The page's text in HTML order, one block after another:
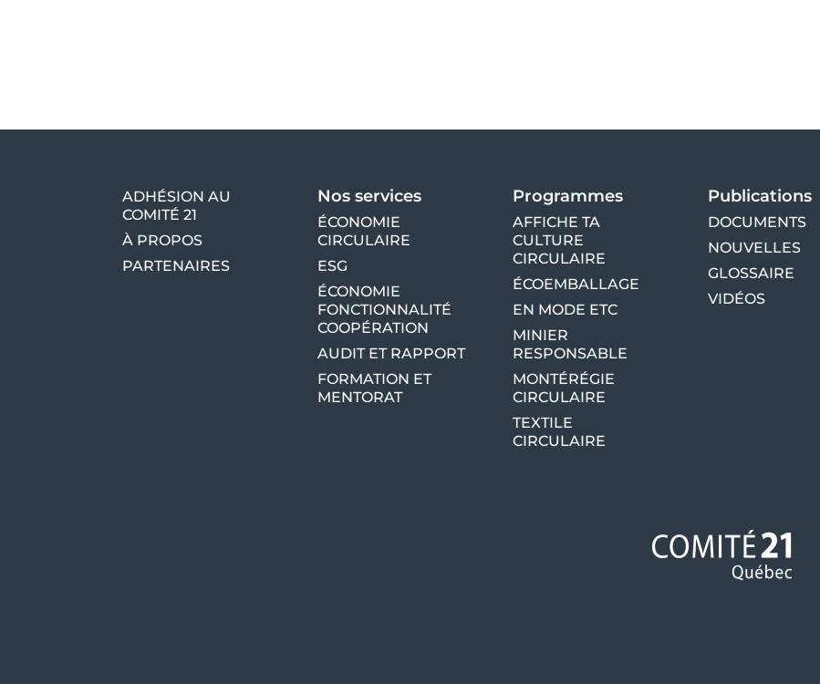
ADHÉSION AU
COMITÉ 21
À PROPOS
PARTENAIRES
Nos services
ÉCONOMIE
CIRCULAIRE
ESG
ÉCONOMIE
FONCTIONNALITÉ
COOPÉRATION
AUDIT ET RAPPORT
FORMATION ET
MENTORAT
Programmes
AFFICHE TA
CULTURE
CIRCULAIRE
ÉCOEMBALLAGE
EN MODE ETC
MINIER
RESPONSABLE
MONTÉRÉGIE
CIRCULAIRE
TEXTILE
CIRCULAIRE
Publications
DOCUMENTS
NOUVELLES
GLOSSAIRE
VIDÉOS